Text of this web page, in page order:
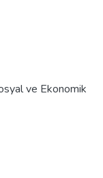
ve Ekonomik